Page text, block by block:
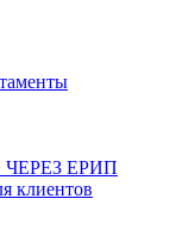
ЕРИП
клиентов